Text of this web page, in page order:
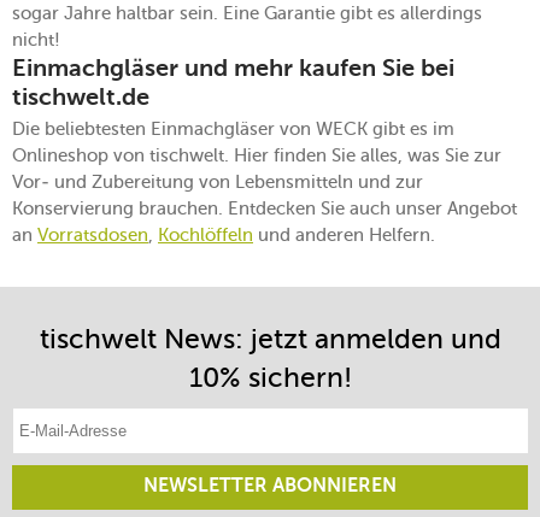
sogar Jahre haltbar sein. Eine Garantie gibt es allerdings
nicht!
Einmachgläser und mehr kaufen Sie bei
tischwelt.de
Die beliebtesten Einmachgläser von WECK gibt es im
Onlineshop von tischwelt. Hier finden Sie alles, was Sie zur
Vor- und Zubereitung von Lebensmitteln und zur
Konservierung brauchen. Entdecken Sie auch unser Angebot
an Vorratsdosen Kochlöffeln und anderen Helfern.
tischwelt News: jetzt anmelden und
10% sichern!
NEWSLETTER ABONNIEREN